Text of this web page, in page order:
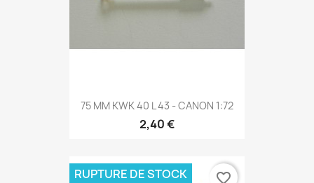
75 MM KWK 40 L 43 - CANON 1:72
2,40 €
RUPTURE DE STOCK favorite_border